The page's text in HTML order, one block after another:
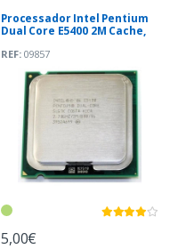
Processador Intel Pentium
Dual Core E5400 2M Cache,
REF:09857
5,00€